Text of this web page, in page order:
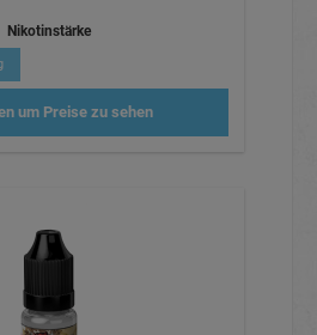
Nikotinstärke
um Preise zu sehen